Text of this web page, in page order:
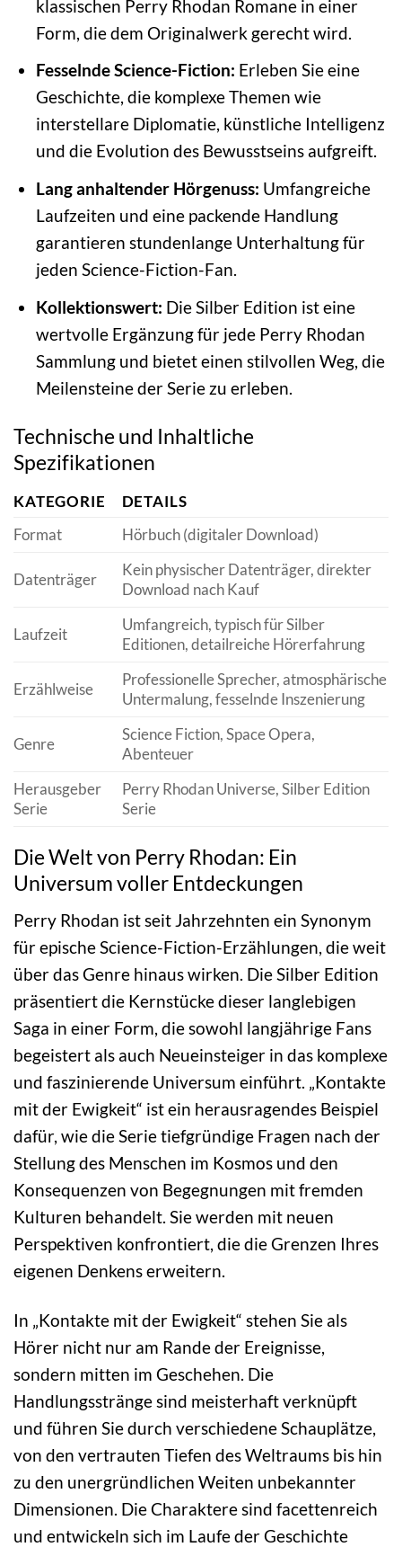
klassischen Perry Rhodan Romane in einer
Form, die dem Originalwerk gerecht wird.
Fesselnde Science-Fiction: Erleben Sie eine
Geschichte, die komplexe Themen wie
interstellare Diplomatie, künstliche Intelligenz
und die Evolution des Bewusstseins aufgreift.
Lang anhaltender Hörgenuss: Umfangreiche
Laufzeiten und eine packende Handlung
garantieren stundenlange Unterhaltung für
jeden Science-Fiction-Fan.
Kollektionswert: Die Silber Edition ist eine
wertvolle Ergänzung für jede Perry Rhodan
Sammlung und bietet einen stilvollen Weg, die
Meilensteine der Serie zu erleben.
Technische und Inhaltliche
Spezifikationen
KATEGORIE
DETAILS
Format
Hörbuch (digitaler Download)
Datenträger
Kein physischer Datenträger, direkter
Download nach Kauf
Laufzeit
Umfangreich, typisch für Silber
Editionen, detailreiche Hörerfahrung
Erzählweise
Professionelle Sprecher, atmosphärische
Untermalung, fesselnde Inszenierung
Genre
Science Fiction, Space Opera,
Abenteuer
Herausgeber
Serie
Perry Rhodan Universe, Silber Edition
Serie
Die Welt von Perry Rhodan: Ein
Universum voller Entdeckungen
Perry Rhodan ist seit Jahrzehnten ein Synonym
für epische Science-Fiction-Erzählungen, die weit
über das Genre hinaus wirken. Die Silber Edition
präsentiert die Kernstücke dieser langlebigen
Saga in einer Form, die sowohl langjährige Fans
begeistert als auch Neueinsteiger in das komplexe
und faszinierende Universum einführt. „Kontakte
mit der Ewigkeit“ ist ein herausragendes Beispiel
dafür, wie die Serie tiefgründige Fragen nach der
Stellung des Menschen im Kosmos und den
Konsequenzen von Begegnungen mit fremden
Kulturen behandelt. Sie werden mit neuen
Perspektiven konfrontiert, die die Grenzen Ihres
eigenen Denkens erweitern.
In „Kontakte mit der Ewigkeit“ stehen Sie als
Hörer nicht nur am Rande der Ereignisse,
sondern mitten im Geschehen. Die
Handlungsstränge sind meisterhaft verknüpft
und führen Sie durch verschiedene Schauplätze,
von den vertrauten Tiefen des Weltraums bis hin
zu den unergründlichen Weiten unbekannter
Dimensionen. Die Charaktere sind facettenreich
und entwickeln sich im Laufe der Geschichte